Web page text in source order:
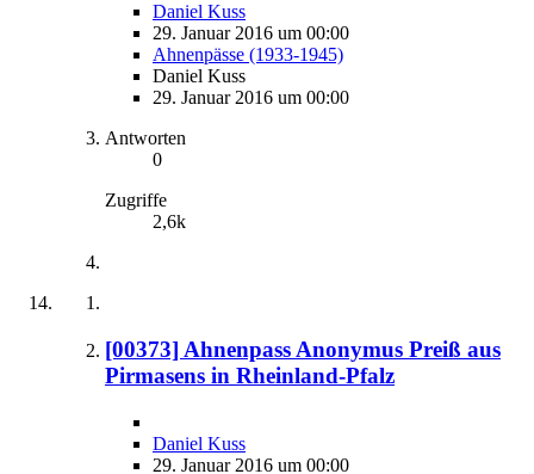
Daniel Kuss
29. Januar 2016 um 00:00
Ahnenpässe (1933-1945)
Daniel Kuss
29. Januar 2016 um 00:00
Antworten
0
Zugriffe
2,6k
[00373] Ahnenpass Anonymus Preiß aus
Pirmasens in Rheinland-Pfalz
Daniel Kuss
29. Januar 2016 um 00:00